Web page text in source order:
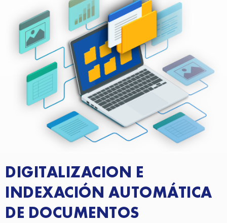
DIGITALIZACION E
INDEXACIÓN AUTOMÁTICA
DE DOCUMENTOS